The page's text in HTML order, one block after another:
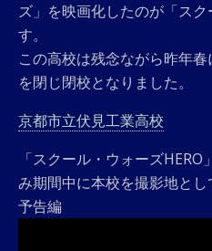
ズ」を映画化したのが「ス
す。
この高校は残念ながら昨年
を閉じ閉校となりました。
京都市立伏見工業高校
「スクール・ウォーズ
み期間中に本校を撮影地とし
予告編